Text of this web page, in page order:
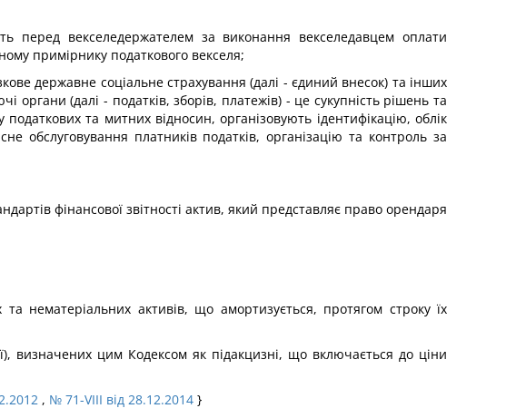
перед векселедержателем за виконання векселедавцем оплати
примірнику податкового векселя;
державне соціальне страхування (далі - єдиний внесок) та інших
(далі - податків, зборів, платежів) - це сукупність рішень та
та митних відносин, організовують ідентифікацію, облік
обслуговування платників податків, організацію та контроль за
фінансової звітності актив, який представляє право орендаря
нематеріальних активів, що амортизується, протягом строку їх
визначених цим Кодексом як підакцизні, що включається до ціни
, № 71-VIII від 28.12.2014 }